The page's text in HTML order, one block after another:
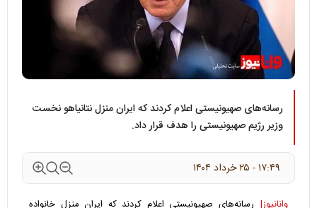
رسانه‌های صهیونیستی اعلام کردند که ایران منزل نتانیاهو نخست
وزیر رژیم صهیونیستی را هدف قرار داد.
۱۷:۴۹ - ۲۵ خرداد ۱۴۰۴
وانانیوز| رسانه‌های صهیونیستی اعلام کردند که ایران منزل خانواده